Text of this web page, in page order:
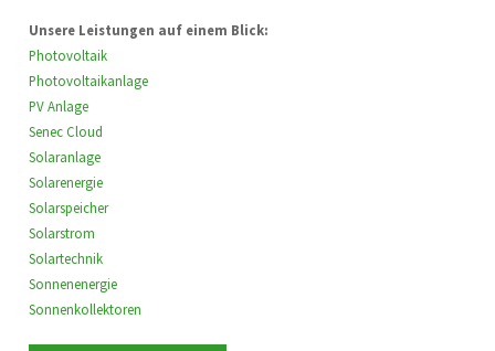
Unsere Leistungen auf einem Blick:
Photovoltaik
Photovoltaikanlage
PV Anlage
Senec Cloud
Solaranlage
Solarenergie
Solarspeicher
Solarstrom
Solartechnik
Sonnenenergie
Sonnenkollektoren